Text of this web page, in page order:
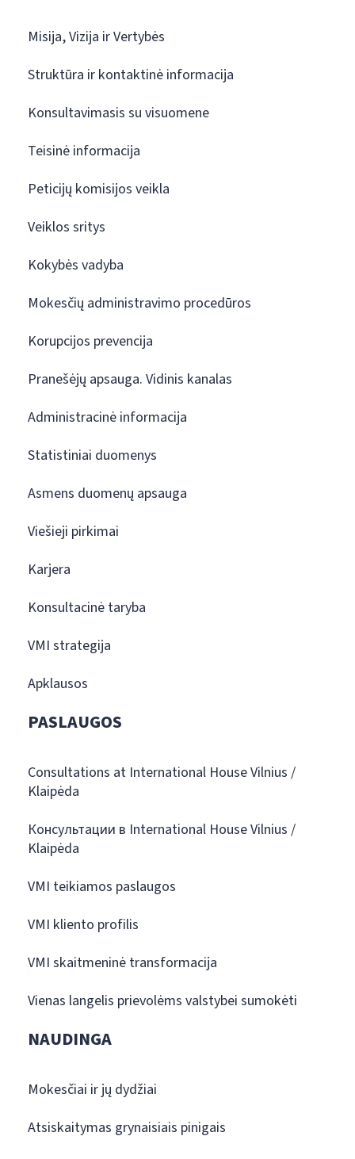
Misija, Vizija ir Vertybės
Struktūra ir kontaktinė informacija
Konsultavimasis su visuomene
Teisinė informacija
Peticijų komisijos veikla
Veiklos sritys
Kokybės vadyba
Mokesčių administravimo procedūros
Korupcijos prevencija
Pranešėjų apsauga. Vidinis kanalas
Administracinė informacija
Statistiniai duomenys
Asmens duomenų apsauga
Viešieji pirkimai
Karjera
Konsultacinė taryba
VMI strategija
Apklausos
PASLAUGOS
Consultations at International House Vilnius /
Klaipėda
Консультации в International House Vilnius /
Klaipėda
VMI teikiamos paslaugos
VMI kliento profilis
VMI skaitmeninė transformacija
Vienas langelis prievolėms valstybei sumokėti
NAUDINGA
Mokesčiai ir jų dydžiai
Atsiskaitymas grynaisiais pinigais